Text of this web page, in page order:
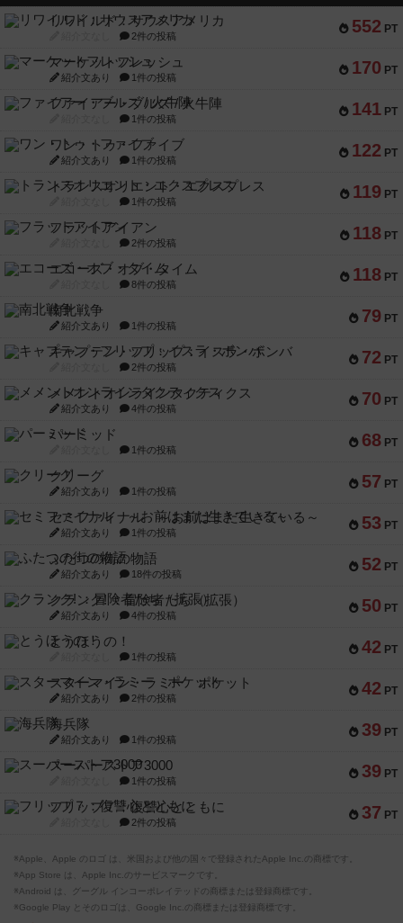
552 PT
リワイルド：サウスアメリカ
2件の投稿
170 PT
マーケットフレッシュ
紹介文あり 1件の投稿
141 PT
ファイアー・ブルズ / 火牛陣
1件の投稿
122 PT
ワン・トゥ・ファイブ
紹介文あり 1件の投稿
119 PT
トランスオリエント・エクスプレス
1件の投稿
118 PT
フラットアイアン
2件の投稿
118 PT
エコーズ・オブ・タイム
8件の投稿
79 PT
南北戦争
紹介文あり 1件の投稿
72 PT
キャプテン・フリップ：イスラ・ボンバ
2件の投稿
70 PT
メメントオンラインタクティクス
紹介文あり 4件の投稿
68 PT
パーミッド
1件の投稿
57 PT
クリーグ
紹介文あり 1件の投稿
53 PT
セミファイナル ～お前はまだ生きている～
紹介文あり 1件の投稿
52 PT
ふたつの街の物語
紹介文あり 18件の投稿
50 PT
クランク! ：冒険者たち（拡張）
紹介文あり 4件の投稿
42 PT
とうほうの！
1件の投稿
42 PT
スターマイン・ラミー ポケット
紹介文あり 2件の投稿
39 PT
海兵隊
紹介文あり 1件の投稿
39 PT
スーパーストア3000
1件の投稿
37 PT
フリップ７：復讐心とともに
2件の投稿
※Apple、Apple のロゴ は、米国および他の国々で登録されたApple Inc.の商標です。
※App Store は、Apple Inc.のサービスマークです。
※Android は、グーグル インコーポレイテッドの商標または登録商標です。
※Google Play とそのロゴは、Google Inc.の商標または登録商標です。